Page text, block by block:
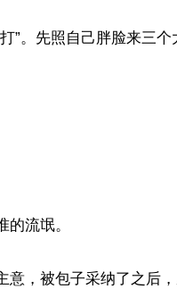
”。先照自己胖脸来三
流氓。
意，被包子采纳了之后